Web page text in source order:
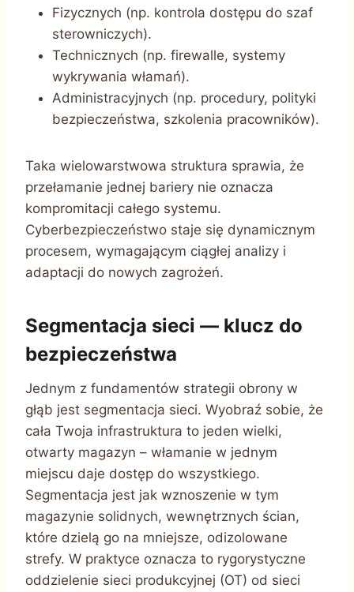
Fizycznych (np. kontrola dostępu do szaf
sterowniczych).
Technicznych (np. firewalle, systemy
wykrywania włamań).
Administracyjnych (np. procedury, polityki
bezpieczeństwa, szkolenia pracowników).
Taka wielowarstwowa struktura sprawia, że
przełamanie jednej bariery nie oznacza
kompromitacji całego systemu.
Cyberbezpieczeństwo staje się dynamicznym
procesem, wymagającym ciągłej analizy i
adaptacji do nowych zagrożeń.
Segmentacja sieci — klucz do
bezpieczeństwa
Jednym z fundamentów strategii obrony w
głąb jest segmentacja sieci. Wyobraź sobie, że
cała Twoja infrastruktura to jeden wielki,
otwarty magazyn – włamanie w jednym
miejscu daje dostęp do wszystkiego.
Segmentacja jest jak wznoszenie w tym
magazynie solidnych, wewnętrznych ścian,
które dzielą go na mniejsze, odizolowane
strefy. W praktyce oznacza to rygorystyczne
oddzielenie sieci produkcyjnej (OT) od sieci